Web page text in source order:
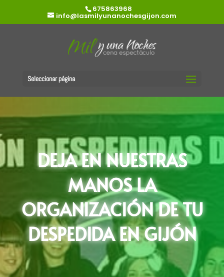
675863968
info@lasmilyunanochesgijon.com
Seleccionar página
DEJA EN NUESTRAS
MANOS LA
ORGANIZACIÓN DE TU
DESPEDIDA EN GIJÓN